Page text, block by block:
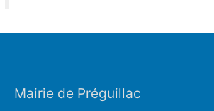
Mairie de Préguillac